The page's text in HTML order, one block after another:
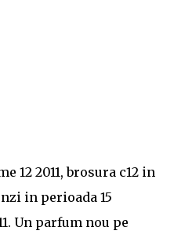
12 2011, brosura c12 in
in perioada 15
Un parfum nou pe